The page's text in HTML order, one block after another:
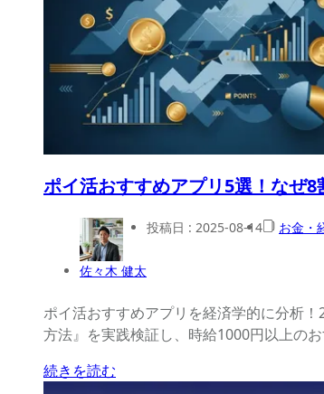
ポイ活おすすめアプリ5選！なぜ
佐々木 健太
投稿日 : 2025-08-14 お金・
ポイ活おすすめアプリを経済学的に分析
方法』を実践検証し、時給1000円以上の
続きを読む